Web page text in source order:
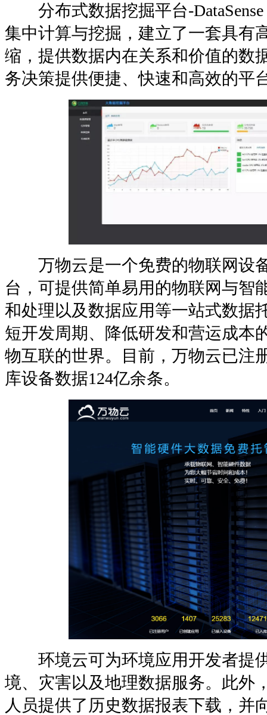
分布式数据挖掘平台-DataSense
集中计算与挖掘，建立了一套具有
缩，提供数据内在关系和价值的数
务决策提供便捷、快速和高效的平
万物云是一个免费的物联网设
台，可提供简单易用的物联网与智
和处理以及数据应用等一站式数据
短开发周期、降低研发和营运成本
物互联的世界。目前，万物云已注
库设备数据124亿余条。
环境云可为环境应用开发者提
境、灾害以及地理数据服务。此外
人员提供了历史数据报表下载，并